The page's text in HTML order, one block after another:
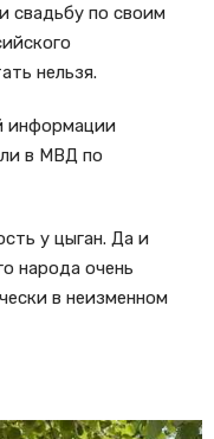
свадьбу по своим
нельзя.
информации
в МВД по
у цыган. Да и
народа очень
в неизменном